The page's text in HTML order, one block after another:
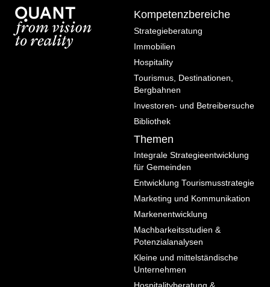
Megatrends
Lebensstile
Projekte
Hier gehts zu
ausgewählten
Beispielen
Kompetenzbereiche
Strategieberatung
Immobilien
Hospitality
Tourismus, Destinationen,
Bergbahnen
Investoren- und Betreibersuche
Bibliothek
Themen
Integrale Strategieentwicklung
für Gemeinden
Entwicklung Tourismusstrategie
Marketing und Kommunikation
Markenentwicklung
Machbarkeitsstudien &
Potenzialanalysen
Kleine und mittelständische
Unternehmen